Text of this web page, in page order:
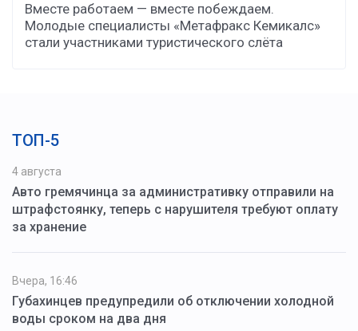
Вместе работаем — вместе побеждаем.
Молодые специалисты «Метафракс Кемикалс»
стали участниками туристического слёта
ТОП-5
4 августа
Авто гремячинца за административку отправили на
штрафстоянку, теперь с нарушителя требуют оплату
за хранение
Вчера, 16:46
Губахинцев предупредили об отключении холодной
воды сроком на два дня